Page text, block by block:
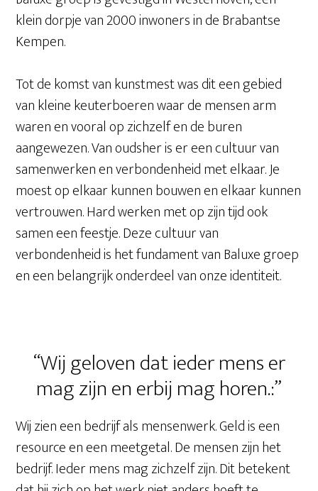
klein dorpje van 2000 inwoners in de Brabantse
Kempen.
Tot de komst van kunstmest was dit een gebied
van kleine keuterboeren waar de mensen arm
waren en vooral op zichzelf en de buren
aangewezen. Van oudsher is er een cultuur van
samenwerken en verbondenheid met elkaar. Je
moest op elkaar kunnen bouwen en elkaar kunnen
vertrouwen. Hard werken met op zijn tijd ook
samen een feestje. Deze cultuur van
verbondenheid is het fundament van Baluxe groep
en een belangrijk onderdeel van onze identiteit.
“Wij geloven dat ieder mens er
mag zijn en erbij mag horen.:”
Wij zien een bedrijf als mensenwerk. Geld is een
resource en een meetgetal. De mensen zijn het
bedrijf. Ieder mens mag zichzelf zijn. Dit betekent